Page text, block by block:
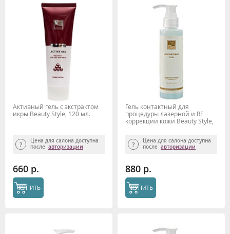
Активный гель с экстрактом
икры Beauty Style, 120 мл.
Цена для салона доступна
после авторизации
660 р.
КУПИТЬ
Гель контактный для
процедуры лазерной и RF
коррекции кожи Beauty Style,
Цена для салона доступна
после авторизации
880 р.
КУПИТЬ